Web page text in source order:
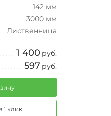
142 мм
3000 мм
Лиственница
1 400 руб.
597 руб.
1 клик